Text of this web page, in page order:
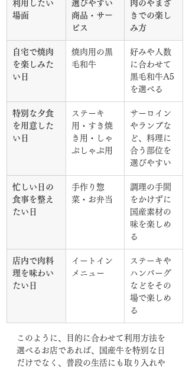
利用したい
場面
選びやすい
商品・サー
ビス
肉のやまざ
きでの楽し
み方
自宅で焼肉
を楽しみた
い日
焼肉用の黒
毛和牛
好みや人数
に合わせて
黒毛和牛A5
を選べる
特別な夕食
を用意した
い日
ステーキ
用・すき焼
き用・しゃ
ぶしゃぶ用
サーロイン
やランプな
ど、料理に
合う部位を
選びやすい
忙しい日の
食事を整え
たい日
手作り惣
菜・お弁当
調理の手間
をかけずに
国産素材の
味を楽しめ
る
店内で肉料
理を味わい
たい日
イートイン
メニュー
ステーキや
ハンバーグ
などをその
場で楽しめ
る
このように、目的に合わせて利用方法を
選べるお店であれば、国産牛を特別な日
だけでなく、普段の生活にも取り入れや